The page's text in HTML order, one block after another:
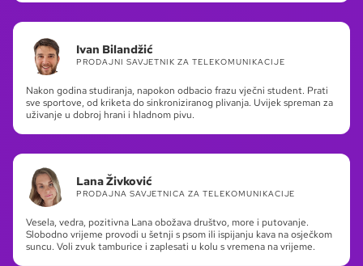
Ivan Bilandžić
PRODAJNI SAVJETNIK ZA TELEKOMUNIKACIJE
Nakon godina studiranja, napokon odbacio frazu vječni student. Prati
sve sportove, od kriketa do sinkroniziranog plivanja. Uvijek spreman za
uživanje u dobroj hrani i hladnom pivu.
Lana Živković
PRODAJNA SAVJETNICA ZA TELEKOMUNIKACIJE
Vesela, vedra, pozitivna Lana obožava društvo, more i putovanje.
Slobodno vrijeme provodi u šetnji s psom ili ispijanju kava na osječkom
suncu. Voli zvuk tamburice i zaplesati u kolu s vremena na vrijeme.